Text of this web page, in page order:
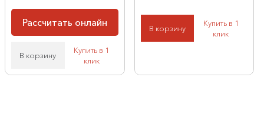
Рассчитать онлайн
В корзину
Купить в 1
клик
В корзину
Купить в 1
клик